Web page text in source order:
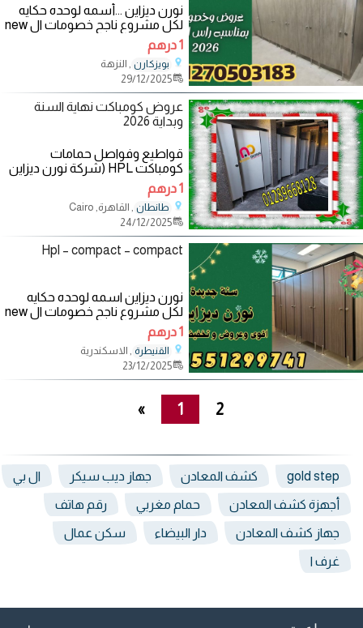
نورن ديزاين ...أسمه لوحده حكايه
لكل مشروع ناجح خصومات ال new
year شركة نورن ديزاين تقدم اقوي
العروض
1 درهم
بويزكارن , النزهة
29/12/2025
عروض كومباكت نهاية السنة
وبداية 2026
قواطيع وفواصل حمامات
كومباكت HPL (شركة نورن ديزاين
) متخصصون فى توريد وتركيب
الكومباكت HPL – شركة
1 درهم
طانطان , القاهرة, Cairo
24/12/2025
Hpl – compact – compact
نورن ديزاين اسمه لوحده حكايه
لكل مشروع ناجح خصومات ال new
year ???? لو بتدور على خامة قوية
تعيش معاك
1 درهم
القنيطرة , الاسكندرية
23/12/2025
1 2
»
gold step كشف المعادن جهاز ديب سيكر ال بي
أجهزة كشف المعادن حمام مغربي رقم هاتف
جهاز كشف المعادن دار البيضاء سكن عمال
غرف ا